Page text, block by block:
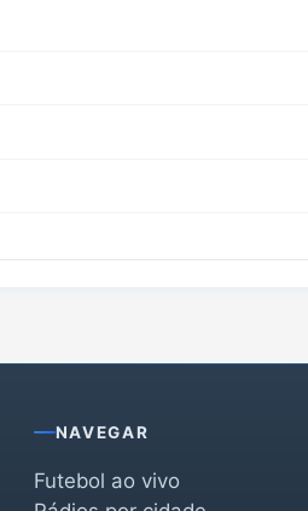
NAVEGAR
Futebol ao vivo